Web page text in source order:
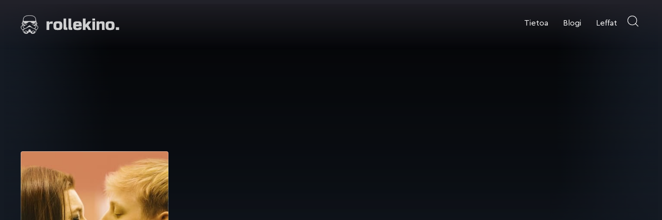
suoraan
sisältöön
Elokuvat ja elokuva-arviot | Rollekino.fi
Tietoa Blogi Leffat